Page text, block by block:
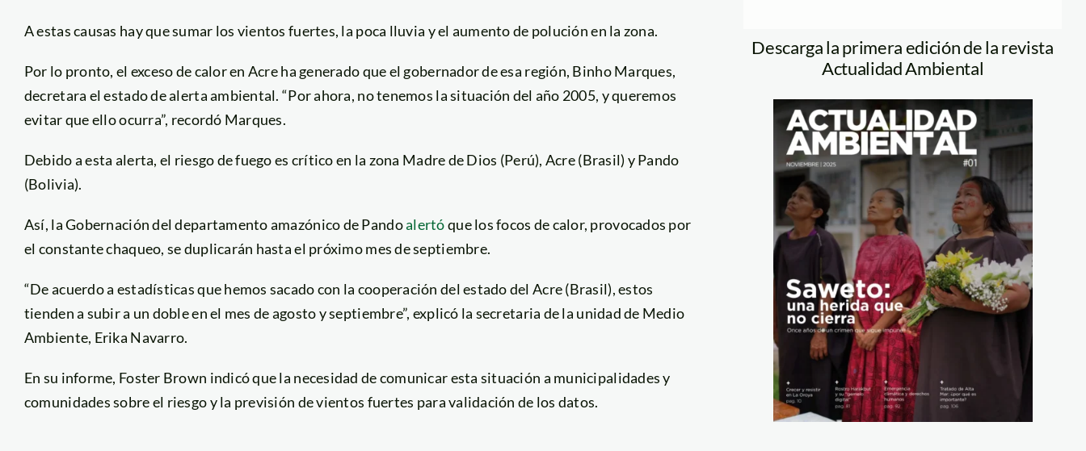
A estas causas hay que sumar los vientos fuertes, la poca lluvia y el aumento de polución en la zona.
Por lo pronto, el exceso de calor en Acre ha generado que el gobernador de esa región, Binho Marques,
decretara el estado de alerta ambiental. “Por ahora, no tenemos la situación del año 2005, y queremos
evitar que ello ocurra”, recordó Marques.
Debido a esta alerta, el riesgo de fuego es crítico en la zona Madre de Dios (Perú), Acre (Brasil) y Pando
(Bolivia).
Así, la Gobernación del departamento amazónico de Pandoalertóque los focos de calor, provocados por
el constante chaqueo, se duplicarán hasta el próximo mes de septiembre.
“De acuerdo a estadísticas que hemos sacado con la cooperación del estado del Acre (Brasil), estos
tienden a subir a un doble en el mes de agosto y septiembre”, explicó la secretaria de la unidad de Medio
Ambiente, Erika Navarro.
En su informe, Foster Brown indicó que la necesidad de comunicar esta situación a municipalidades y
comunidades sobre el riesgo y la previsión de vientos fuertes para validación de los datos.
Descarga la primera edición de la revista
Actualidad Ambiental